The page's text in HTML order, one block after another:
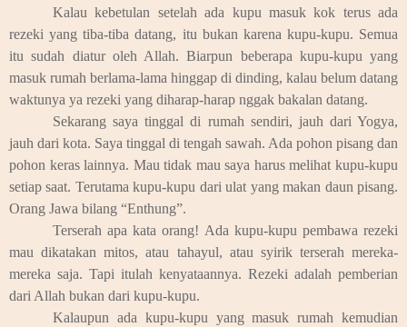
Kalau kebetulan setelah ada kupu masuk kok terus ada
rezeki yang tiba-tiba datang, itu bukan karena kupu-kupu. Semua
itu sudah diatur oleh Allah. Biarpun beberapa kupu-kupu yang
masuk rumah berlama-lama hinggap di dinding, kalau belum datang
waktunya ya rezeki yang diharap-harap nggak bakalan datang.
Sekarang saya tinggal di rumah sendiri, jauh dari Yogya,
jauh dari kota. Saya tinggal di tengah sawah. Ada pohon pisang dan
pohon keras lainnya. Mau tidak mau saya harus melihat kupu-kupu
setiap saat. Terutama kupu-kupu dari ulat yang makan daun pisang.
Orang Jawa bilang “Enthung”.
Terserah apa kata orang! Ada kupu-kupu pembawa rezeki
mau dikatakan mitos, atau tahayul, atau syirik terserah mereka-
mereka saja. Tapi itulah kenyataannya. Rezeki adalah pemberian
dari Allah bukan dari kupu-kupu.
Kalaupun ada kupu-kupu yang masuk rumah kemudian